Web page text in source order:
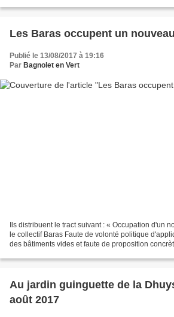
Les Baras occupent un
Publié le 13/08/2017 à 19:16
Par Bagnolet en Vert
Ils distribuent le tract suivant : « Occupation d'un
le collectif Baras Faute de volonté politique
des bâtiments vides et faute de proposition
Au jardin guinguette de la
août 2017